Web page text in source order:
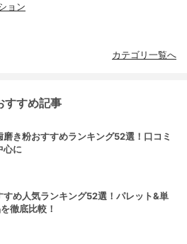
ョン
カテゴリ一覧へ
すすめ記事
き粉おすすめランキング52選！口コミ
心に
すめ人気ランキング52選！パレット&単
徹底比較！